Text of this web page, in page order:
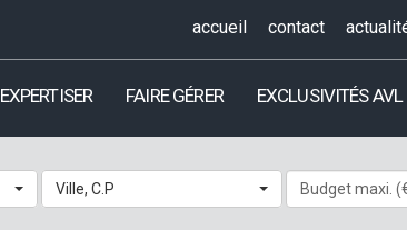
accueil contact
EXPERTISER FAIRE GÉRER EXCLUSIVITÉS AVL
Ville, C.P